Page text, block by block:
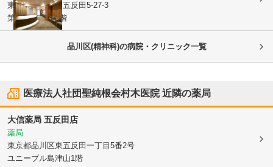
東京都品川区東五反田5-27-3
第二野村ビル4階
品川区(精神科)の病院・クリニック一覧
医療法人社団聖純根会村木医院近隣の薬局
大信薬局 五反田店
薬局
東京都品川区東五反田一丁目5番2号
ユニーブル島津山1階